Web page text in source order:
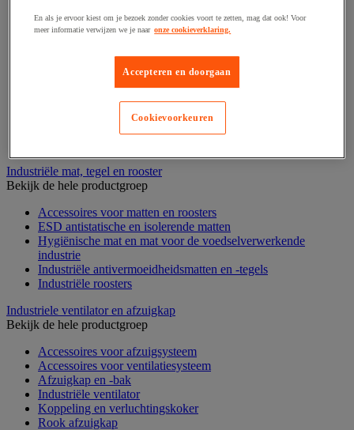
Draagarmstelling voor lange lasten
Entresol voor magazijn
Middelzware stelling
Rek voor haspels en spoelen
Stelling voor detail- en groothandel
Stellingen voor de automobielindustrie
Industriële mat, tegel en rooster
Bekijk de hele productgroep
Accessoires voor matten en roosters
ESD antistatische en isolerende matten
Hygiënische mat en mat voor de voedselverwerkende
industrie
Industriële antivermoeidheidsmatten en -tegels
Industriële roosters
Industriele ventilator en afzuigkap
Bekijk de hele productgroep
Accessoires voor afzuigsysteem
Accessoires voor ventilatiesysteem
Afzuigkap en -bak
Industriële ventilator
Koppeling en verluchtingskoker
Rook afzuigkap
En als je ervoor kiest om je bezoek zonder cookies voort te zetten, mag dat ook! Voor
meer informatie verwijzen we je naar onze cookieverklaring.
Accepteren en doorgaan
Cookievoorkeuren